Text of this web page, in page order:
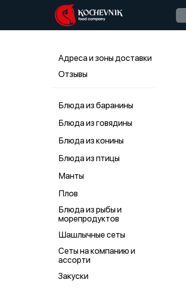
Адреса и зоны доставки
Отзывы
Блюда из баранины
Блюда из говядины
Блюда из конины
Блюда из птицы
Манты
Плов
Блюда из рыбы и
морепродуктов
Шашлычные сеты
Сеты на компанию и
ассорти
Закуски